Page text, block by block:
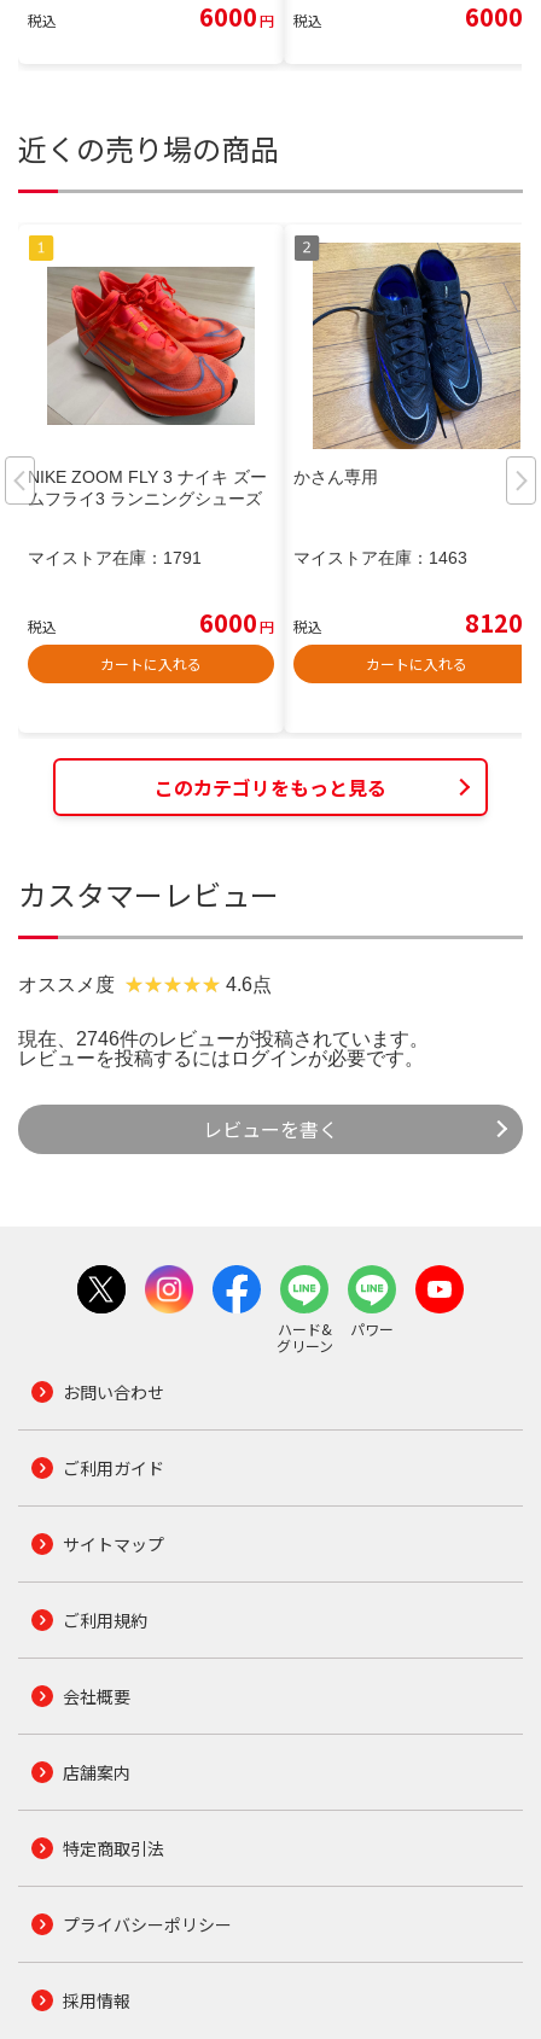
税込 6000円 税込 6000
近くの売り場の商品
NIKE ZOOM FLY 3 ナイキ ズー
ムフライ3 ランニングシューズ
マイストア在庫： 1791
税込 6000円
カートに入れる
かさん専用
マイストア在庫： 1463
税込 8120
カートに入れる
このカテゴリをもっと見る
カスタマーレビュー
オススメ度 4.6点
現在、2746件のレビューが投稿されています。
レビューを投稿するには ログインが必要です。
レビューを書く
ハード&
グリーン
パワー
お問い合わせ
ご利用ガイド
サイトマップ
ご利用規約
会社概要
店舗案内
特定商取引法
プライバシーポリシー
採用情報